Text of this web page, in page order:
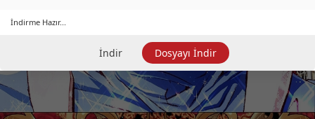
İndirme Hazır...
İndir Dosyayı İndir